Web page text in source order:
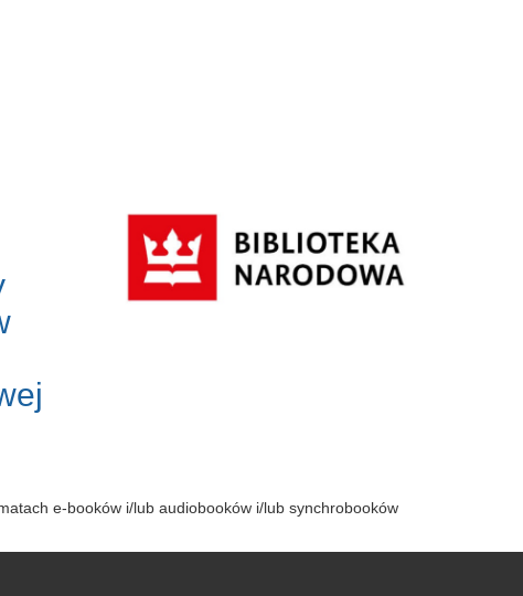
e-booków i/lub audiobooków i/lub synchrobooków